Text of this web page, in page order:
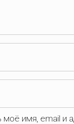
моё имя, email и